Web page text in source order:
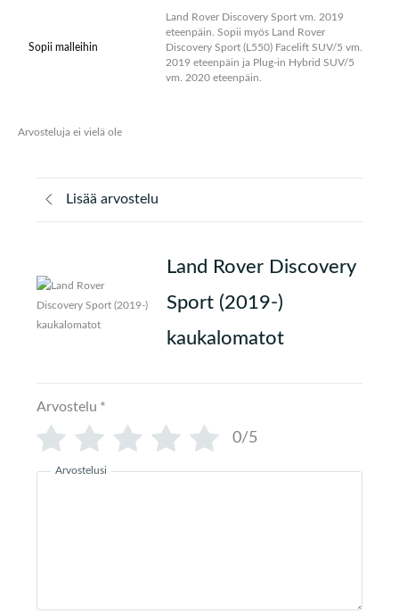
Sopii malleihin
Land Rover Discovery Sport vm. 2019
eteenpäin. Sopii myös Land Rover
Discovery Sport (L550) Facelift SUV/5 vm.
2019 eteenpäin ja Plug-in Hybrid SUV/5
vm. 2020 eteenpäin.
Arvosteluja ei vielä ole
Lisää arvostelu
Land Rover Discovery
Sport (2019-)
kaukalomatot
Arvostelu *
0/5
Arvostelusi